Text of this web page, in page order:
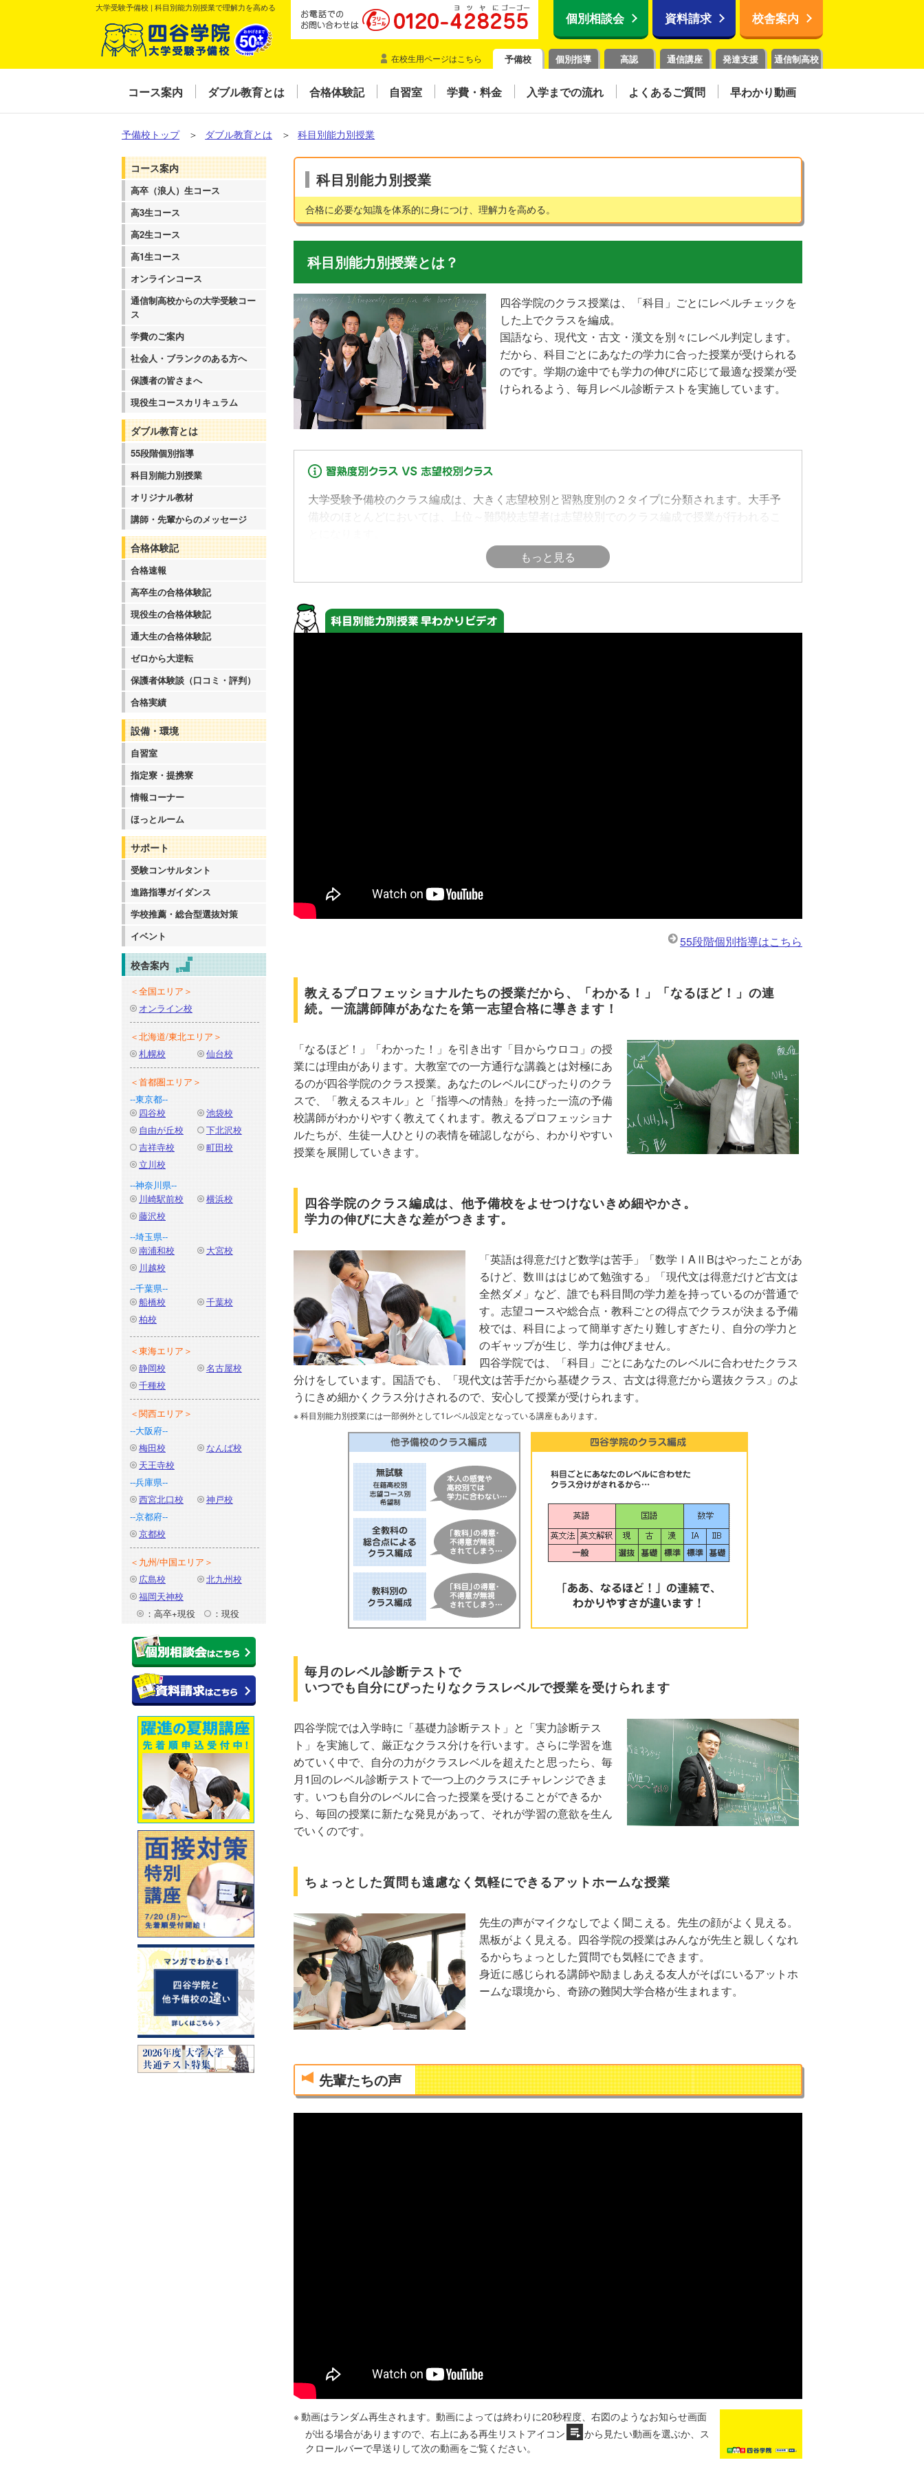
大学受験予備校 | 科目別能力別授業で理解力を高める
個別相談会 資料請求 校舎案内
在校生用ページはこちら 予備校 個別指導 高認 通信講座 発達支援 通信制高校
コース案内 ダブル教育とは 合格体験記 自習室 学費・料金 入学までの流れ よくあるご質問 早わかり動画
予備校トップ＞ダブル教育とは＞科目別能力別授業
コース案内
高卒（浪人）生コース
高3生コース
高2生コース
高1生コース
オンラインコース
通信制高校からの大学受験コー
ス
学費のご案内
社会人・ブランクのある方へ
保護者の皆さまへ
現役生コースカリキュラム
ダブル教育とは
55段階個別指導
科目別能力別授業
オリジナル教材
講師・先輩からのメッセージ
合格体験記
合格速報
高卒生の合格体験記
現役生の合格体験記
通大生の合格体験記
ゼロから大逆転
保護者体験談（口コミ・評判）
合格実績
設備・環境
自習室
指定寮・提携寮
情報コーナー
ほっとルーム
サポート
受験コンサルタント
進路指導ガイダンス
学校推薦・総合型選抜対策
イベント
校舎案内
＜全国エリア＞
オンライン校
＜北海道/東北エリア＞
札幌校
仙台校
＜首都圏エリア＞
--東京都--
四谷校
池袋校
自由が丘校
下北沢校
吉祥寺校
町田校
立川校
--神奈川県--
川崎駅前校
横浜校
藤沢校
--埼玉県--
南浦和校
大宮校
川越校
--千葉県--
船橋校
千葉校
柏校
＜東海エリア＞
静岡校
名古屋校
千種校
＜関西エリア＞
--大阪府--
梅田校
なんば校
天王寺校
--兵庫県--
西宮北口校
神戸校
--京都府--
京都校
＜九州/中国エリア＞
広島校
北九州校
福岡天神校
：高卒+現役
：現役
科目別能力別授業
合格に必要な知識を体系的に身につけ、理解力を高める。
科目別能力別授業とは？
四谷学院のクラス授業は、「科目」ごとにレベルチェックを
した上でクラスを編成。
国語なら、現代文・古文・漢文を別々にレベル判定します。
だから、科目ごとにあなたの学力に合った授業が受けられる
のです。学期の途中でも学力の伸びに応じて最適な授業が受
けられるよう、毎月レベル診断テストを実施しています。
大学受験予備校のクラス編成は、大きく志望校別と習熟度別の２タイプに分類されます。大手予
備校のほとんどにおいては、上位～難関校志望者は志望校別でのクラス編成で授業が行われるこ
もっと見る
55段階個別指導はこちら
教えるプロフェッショナルたちの授業だから、「わかる！」「なるほど！」の連
続。 一流講師陣があなたを第一志望合格に導きます！
「なるほど！」「わかった！」を引き出す「目からウロコ」の授
業には理由があります。大教室での一方通行な講義とは対極にあ
るのが四谷学院のクラス授業。あなたのレベルにぴったりのクラ
スで、「教えるスキル」と「指導への情熱」を持った一流の予備
校講師がわかりやすく教えてくれます。教えるプロフェッショナ
ルたちが、生徒一人ひとりの表情を確認しながら、わかりやすい
授業を展開していきます。
四谷学院のクラス編成は、他予備校をよせつけないきめ細やかさ。
学力の伸びに大きな差がつきます。
「英語は得意だけど数学は苦手」「数学ⅠAⅡBはやったことがあ
るけど、数Ⅲははじめて勉強する」「現代文は得意だけど古文は
全然ダメ」など、誰でも科目間の学力差を持っているのが普通で
す。志望コースや総合点・教科ごとの得点でクラスが決まる予備
校では、科目によって簡単すぎたり難しすぎたり、自分の学力と
のギャップが生じ、学力は伸びません。
四谷学院では、「科目」ごとにあなたのレベルに合わせたクラス
分けをしています。国語でも、「現代文は苦手だから基礎クラス、古文は得意だから選抜クラス」のよ
うにきめ細かくクラス分けされるので、安心して授業が受けられます。
科目別能力別授業には一部例外として1レベル設定となっている講座もあります。
毎月のレベル診断テストで
いつでも自分にぴったりなクラスレベルで授業を受けられます
四谷学院では入学時に「基礎力診断テスト」と「実力診断テス
ト」を実施して、厳正なクラス分けを行います。さらに学習を進
めていく中で、自分の力がクラスレベルを超えたと思ったら、毎
月1回のレベル診断テストで一つ上のクラスにチャレンジできま
す。いつも自分のレベルに合った授業を受けることができるか
ら、毎回の授業に新たな発見があって、それが学習の意欲を生ん
でいくのです。
ちょっとした質問も遠慮なく気軽にできるアットホームな授業
先生の声がマイクなしでよく聞こえる。先生の顔がよく見える。
黒板がよく見える。四谷学院の授業はみんなが先生と親しくなれ
るからちょっとした質問でも気軽にできます。
身近に感じられる講師や励ましあえる友人がそばにいるアットホ
ームな環境から、奇跡の難関大学合格が生まれます。
先輩たちの声
動画はランダム再生されます。動画によっては終わりに20秒程度、右図のようなお知らせ画面
が出る場合がありますので、右上にある再生リストアイコン
から見たい動画を選ぶか、ス
クロールバーで早送りして次の動画をご覧ください。